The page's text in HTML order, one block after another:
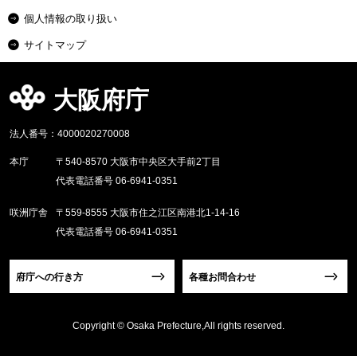
個人情報の取り扱い
サイトマップ
大阪府庁
法人番号：4000020270008
本庁
〒540-8570 大阪市中央区大手前2丁目
代表電話番号 06-6941-0351
咲洲庁舎
〒559-8555 大阪市住之江区南港北1-14-16
代表電話番号 06-6941-0351
府庁への行き方 各種お問合わせ
Copyright © Osaka Prefecture,All rights reserved.